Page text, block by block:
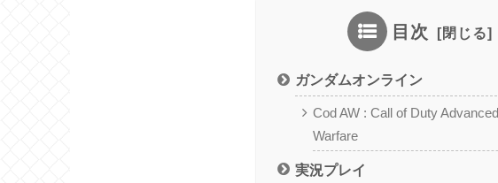
目次
ガンダムオンライン
Cod AW : Call of Duty Advanced
Warfare
実況プレイ